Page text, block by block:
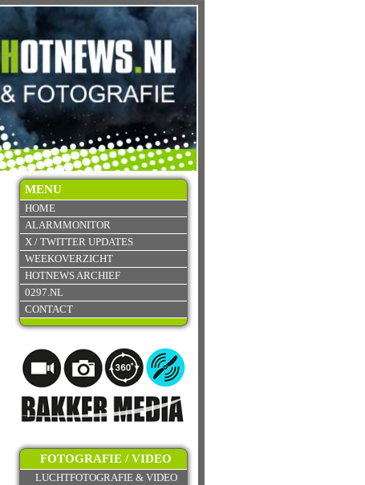
MENU
HOME
ALARMMONITOR
X / TWITTER UPDATES
WEEKOVERZICHT
HOTNEWS ARCHIEF
0297.NL
CONTACT
FOTOGRAFIE / VIDEO
LUCHTFOTOGRAFIE & VIDEO